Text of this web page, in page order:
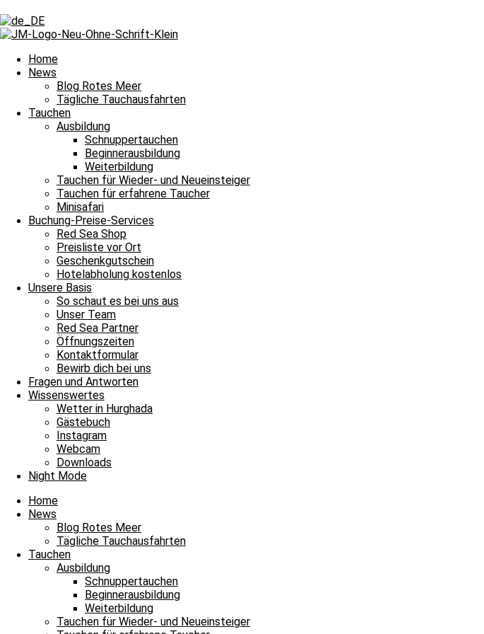
Home
News
Blog Rotes Meer
Tägliche Tauchausfahrten
Tauchen
Ausbildung
Schnuppertauchen
Beginnerausbildung
Weiterbildung
Tauchen für Wieder- und Neueinsteiger
Tauchen für erfahrene Taucher
Minisafari
Buchung-Preise-Services
Red Sea Shop
Preisliste vor Ort
Geschenkgutschein
Hotelabholung kostenlos
Unsere Basis
So schaut es bei uns aus
Unser Team
Red Sea Partner
Öffnungszeiten
Kontaktformular
Bewirb dich bei uns
Fragen und Antworten
Wissenswertes
Wetter in Hurghada
Gästebuch
Instagram
Webcam
Downloads
Night Mode
Home
News
Blog Rotes Meer
Tägliche Tauchausfahrten
Tauchen
Ausbildung
Schnuppertauchen
Beginnerausbildung
Weiterbildung
Tauchen für Wieder- und Neueinsteiger
Schlagwort: Makro
Schlagwort: Makro
Tägliche Tauchausfahrten
Tauchgänge für Fans der Makro Fotografie
Tauchgänge für Fans der Makro Fotografie und damit heißt es Leinen los für unsere täglichen
Weiterlesen »
12. Dezember 2021Keine Kommentare
Impressum
Datenschutz
Kontakt
Stellenangebote / Jobsuche
Red Sea Partner
Red Sea Shop
News
Unsere Basis
Tauchen
Fragen und Antworten
Envelope Facebook Youtube Instagram
James & Mac Diving Center
Giftun Azur Resort
0000 Hurghada / Red Sea / Egypt
Tel: +20 122 311 8923
Tel Büro: +20 65 3463003